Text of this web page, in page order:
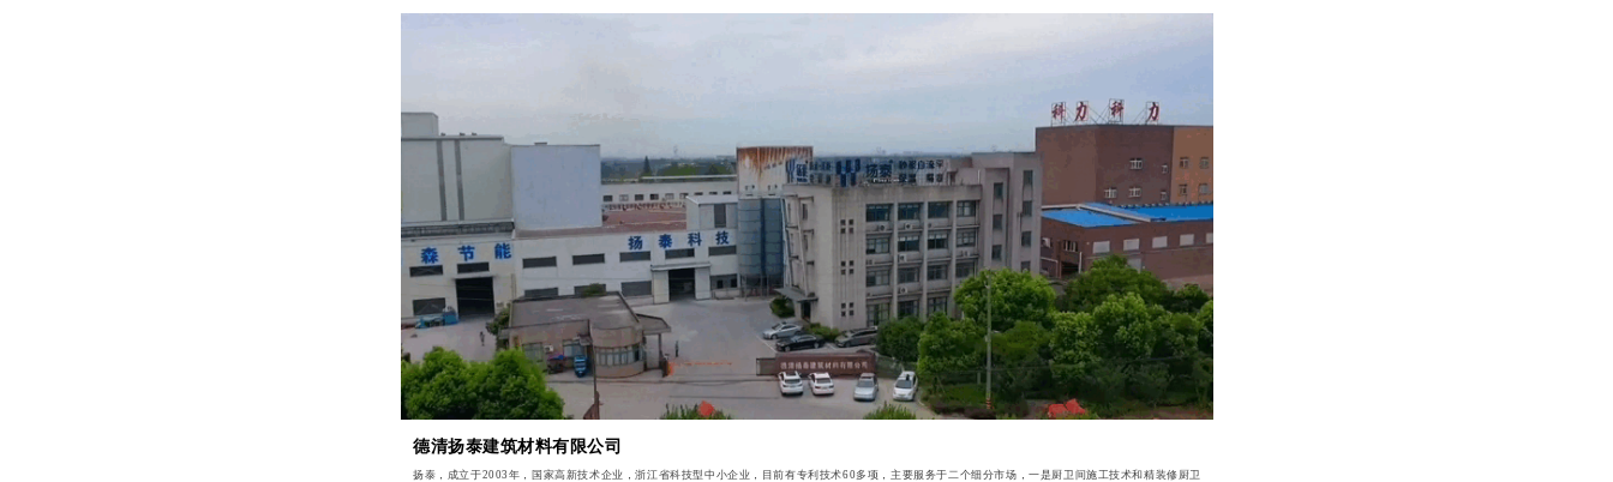
德清扬泰建筑材料有限公司
扬泰，成立于2003年，国家高新技术企业，浙江省科技型中小企业，目前有专利技术60多项，主要服务于二个细分市场，一是厨卫间施工技术和精装修厨卫